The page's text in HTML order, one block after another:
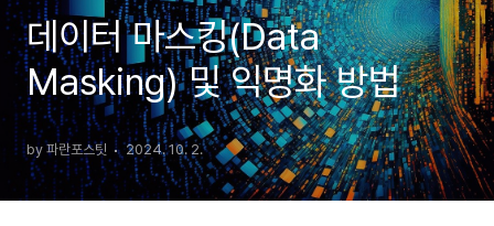
데이터 마스킹(Data
Masking) 및 익명화 방법
by 파란포스팃 2024. 10. 2.